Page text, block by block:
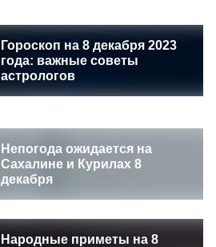
Гороскоп на 8 декабря 2023
года: важные советы
астрологов
Непогода ожидается на
Сахалине и Курилах 8
декабря
Народные приметы на 8